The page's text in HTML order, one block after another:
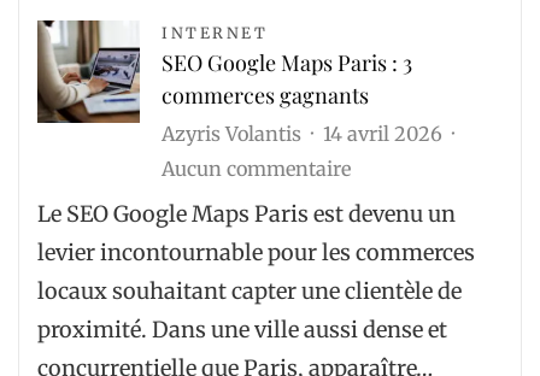
INTERNET
SEO Google Maps Paris : 3
commerces gagnants
Azyris Volantis
14 avril 2026
Aucun commentairesur
SEO
Paris
:
Le SEO Google Maps Paris est devenu un
levier incontournable pour les commerces
locaux souhaitant capter une clientèle de
proximité. Dans une ville aussi dense et
concurrentielle que Paris, apparaître…